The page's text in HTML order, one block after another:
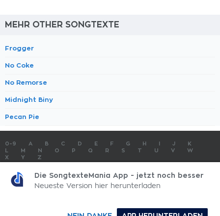
MEHR OTHER SONGTEXTE
Frogger
No Coke
No Remorse
Midnight Biny
Pecan Pie
0-9 A B C D E F G H J
K
M N O P Q R S T U V
W
X
Y Z
SONGTEXTE ABSCHICKEN
KONTAKT IMPRESSUM
SongtexteMania.com - Copyright © 2026 - All Rights Reserved
Die SongtexteMania App - jetzt noch besser
Neueste Version hier herunterladen